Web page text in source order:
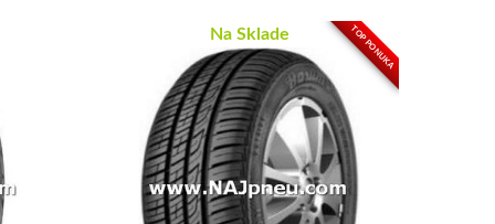
TOP PONUKA
Na Sklade